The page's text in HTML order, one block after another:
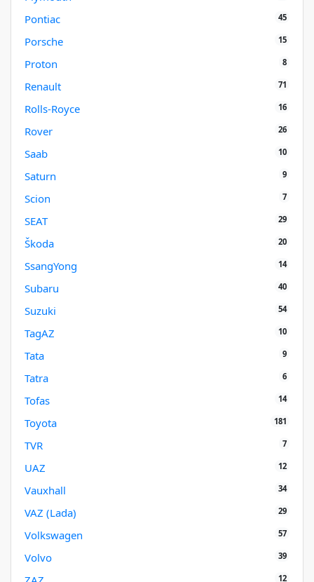
Pontiac 45
Porsche 15
Proton 8
Renault 71
Rolls-Royce 16
Rover 26
Saab 10
Saturn 9
Scion 7
SEAT 29
Škoda 20
SsangYong 14
Subaru 40
Suzuki 54
TagAZ 10
Tata 9
Tatra 6
Tofas 14
Toyota 181
TVR 7
UAZ 12
Vauxhall 34
VAZ (Lada) 29
Volkswagen 57
Volvo 39
12